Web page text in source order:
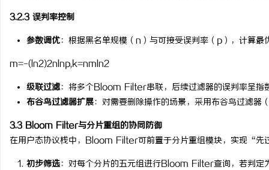
3.2.3 误判率控制
参数调优：根据黑名单规模（n）与可接受误判率（p），计算
m=−(ln2)2nlnp,k=nmln2
级联过滤：将多个Bloom Filter串联，后续过滤器的误判率呈指
布谷鸟过滤器扩展：对需要删除操作的场景，采用布谷鸟过滤
3.3 Bloom Filter与分片重组的协同防御
在用户态协议栈中，Bloom Filter可前置于分片重组模块，实现“先
初步筛选：对每个分片的五元组进行Bloom Filter查询，若判定